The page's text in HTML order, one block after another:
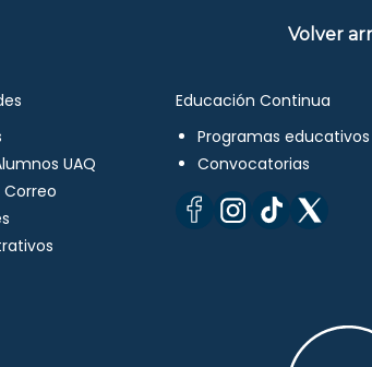
Volver
UAQ
Educación Continua
Programas educativos
Convocatorias